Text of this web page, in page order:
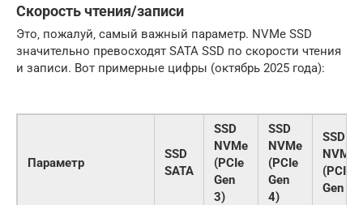
Скорость чтения/записи
Это‚ пожалуй‚ самый важный параметр. NVMe SSD
значительно превосходят SATA SSD по скорости чтения
и записи. Вот примерные цифры (октябрь 2025 года):
Параметр
SSD
SATA
SSD
NVMe
(PCIe
Gen
3)
SSD
NVMe
(PCIe
Gen
4)
SSD
NVMe
(PCIe
Gen 5)